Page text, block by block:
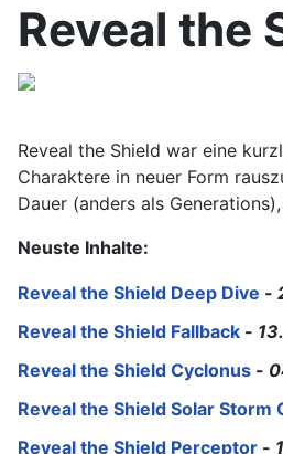
Reveal the
Reveal the Shield war eine
Charaktere in neuer Form
Dauer (anders als
Neuste Inhalte:
Reveal the Shield Deep Dive -
Reveal the Shield Fallback -
Reveal the Shield Cyclonus -
Reveal the Shield Solar Storm
Reveal the Shield Perceptor -